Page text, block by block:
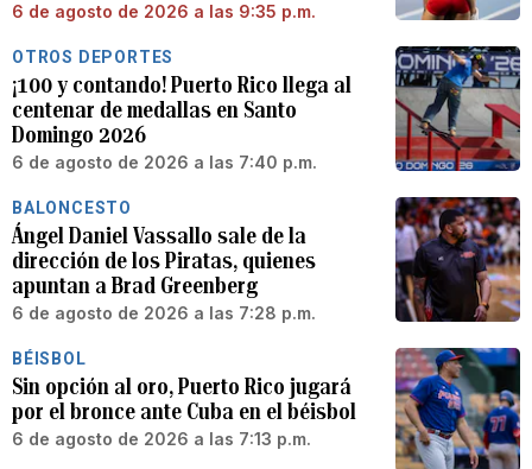
6 de agosto de 2026 a las 9:35 p.m.
OTROS DEPORTES
¡100 y contando! Puerto Rico llega al
centenar de medallas en Santo
Domingo 2026
6 de agosto de 2026 a las 7:40 p.m.
BALONCESTO
Ángel Daniel Vassallo sale de la
dirección de los Piratas, quienes
apuntan a Brad Greenberg
6 de agosto de 2026 a las 7:28 p.m.
BÉISBOL
Sin opción al oro, Puerto Rico jugará
por el bronce ante Cuba en el béisbol
6 de agosto de 2026 a las 7:13 p.m.